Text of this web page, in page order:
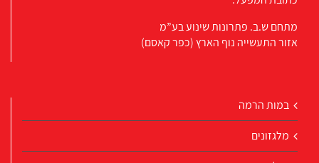
מתחם ש.ב. פתרונות שינוע בע”מ
אזור התעשייה נוף הארץ (כפר קאסם)
במות הרמה
מלגזונים